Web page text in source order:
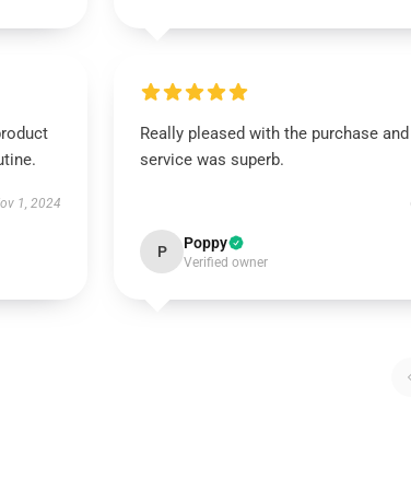
1, 2024
Really pleased with the purchase
service was superb.
P Poppy
Verified owner